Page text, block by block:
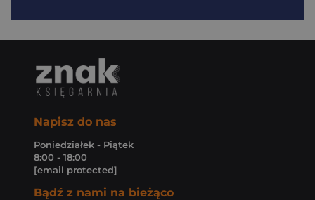
Napisz do nas
Poniedziałek - Piątek
8:00 - 18:00
[email protected]
Bądź z nami na bieżąco